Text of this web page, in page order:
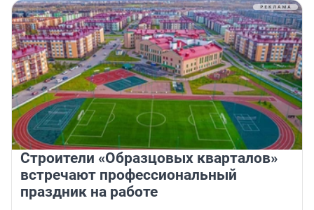
Строители «Образцовых кварталов»
встречают профессиональный
праздник на работе